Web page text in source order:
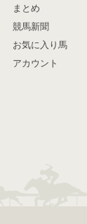
まとめ
競馬新聞
お気に入り馬
アカウント